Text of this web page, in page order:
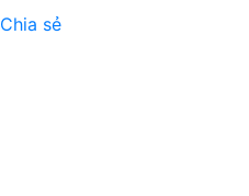
Chia sẻ